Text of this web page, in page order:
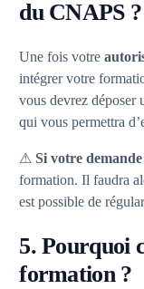
du CNAPS ?
Une fois votre
intégrer votre
vous devrez déposer
qui vous permettra
⚠Si votre demande
formation. Il faudra
est possible de
5. Pourquoi
formation ?